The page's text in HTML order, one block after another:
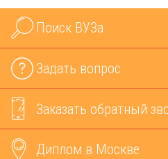
Поиск ВУЗа
Задать вопрос
Заказать обратный
Диплом в Москве